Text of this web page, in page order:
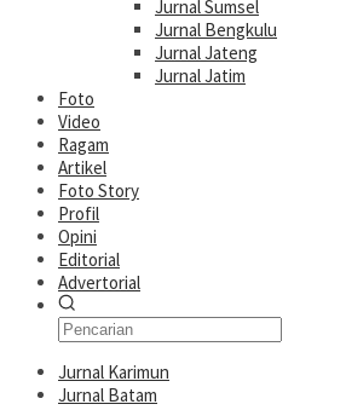
Jurnal Sumsel
Jurnal Bengkulu
Jurnal Jateng
Jurnal Jatim
Foto
Video
Ragam
Artikel
Foto Story
Profil
Opini
Editorial
Advertorial
Jurnal Karimun
Jurnal Batam